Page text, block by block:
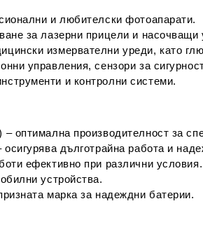
и любителски фотоапарати.
за лазерни прицели и насочващи
измервателни уреди, като
управления, сензори за
и контролни системи.
– оптимална производителност за
осигурява дълготрайна работа и
ефективно при различни условия.
устройства.
марка за надеждни батерии.